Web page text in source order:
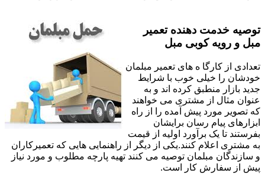
توصیه خدمت دهنده تعمیر
مبل و رویه کوبی مبل
تعدادی از کارگا ه های تعمیر مبلمان
خودشان را خیلی خوب با شرایط
جدید بازار منطبق کرده اند و به
عنوان مثال از مشتری می خواهند
که تصویر مورد پیش آمده را از راه
ابزارهای پیام رسان برایشان
بفرستند تا یک برآورد اولیه از قیمت
به مشتری اعلام کنند.یکی از دیگر از راهنمایی هایی که تعمیرکاران
و سازندگان مبلمان توصیه می کنند تهیه پارچه مطلوب و مورد نیاز
پیش از سفارش کار است.